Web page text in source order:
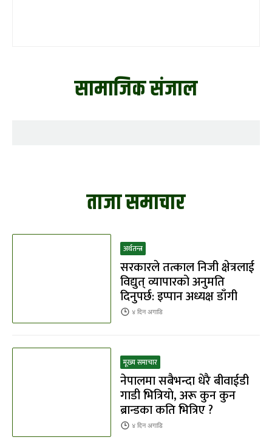
सामाजिक संजाल
ताजा समाचार
अर्थतन्त्र
सरकारले तत्काल निजी क्षेत्रलाई
विद्युत् व्यापारको अनुमति
दिनुपर्छ: इप्पान अध्यक्ष डाँगी
४ दिनअगाडि
मूख्य समाचार
नेपालमा सबैभन्दा धेरै बीवाईडी
गाडी भित्रियाे, अरू कुन कुन
ब्रान्डका कति भित्रिए ?
४ दिनअगाडि